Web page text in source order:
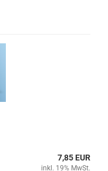
7,85 EUR
inkl. 19% MwSt.